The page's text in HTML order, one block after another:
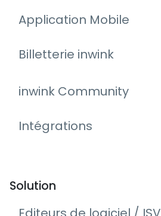
Application Mobile
Billetterie inwink
inwink Community
Intégrations
Solution